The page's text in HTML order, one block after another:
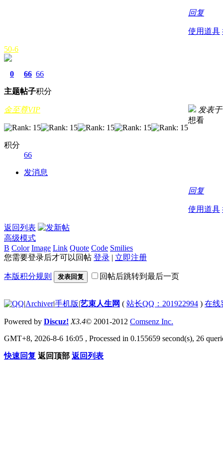
回复
使用道具
50-6
0
主题
66
帖子
66
积分
金至尊VIP
积分
66
发消息
发表于
想看
回复
使用道具
返回列表
高级模式
B Color Image Link Quote Code Smilies
您需要登录后才可以回帖 登录 | 立即注册
本版积分规则 发表回复 回帖后跳转到最后一页
|Archiver|手机版|艺束人生网 ( 站长QQ：201922994 ) 在线
Powered by Discuz! X3.4© 2001-2012 Comsenz Inc.
GMT+8, 2026-8-6 16:05 , Processed in 0.155659 second(s), 26
快速回复 返回顶部 返回列表